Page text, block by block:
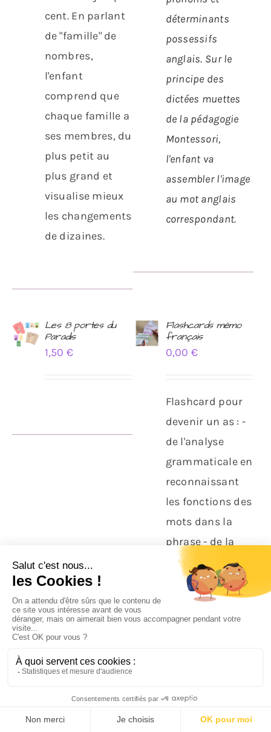
cent. En parlant
de "famille" de
nombres,
l'enfant
comprend que
chaque famille a
ses membres, du
plus petit au
plus grand et
visualise mieux
les changements
de dizaines.
déterminants
possessifs
anglais. Sur le
principe des
dictées muettes
de la pédagogie
Montessori,
l'enfant va
assembler l'image
au mot anglais
correspondant.
AJOUTER
Les 8 portes du
Paradis
1,50€
AJOUTER
Flashcards mémo
français
0,00 €
Flashcard pour
devenir un as : -
de l'analyse
grammaticale en
reconnaissant
les fonctions des
mots dans la
phrase - de la
conjugaisons
présent, futur,
imparfait, passé
simple, passé
participe passé